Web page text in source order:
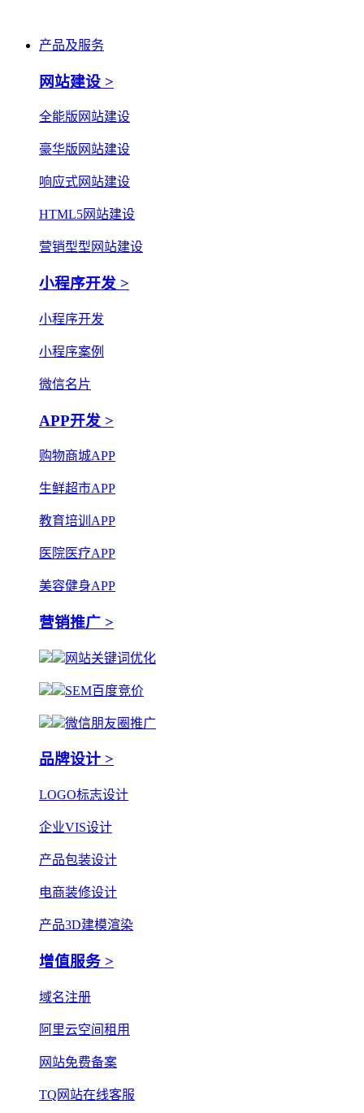
产品及服务
网站建设 >
全能版网站建设
豪华版网站建设
响应式网站建设
HTML5网站建设
营销型型网站建设
小程序开发 >
小程序开发
小程序案例
微信名片
APP开发 >
购物商城APP
生鲜超市APP
教育培训APP
医院医疗APP
美容健身APP
营销推广 >
网站关键词优化
SEM百度竞价
微信朋友圈推广
品牌设计 >
LOGO标志设计
企业VIS设计
产品包装设计
电商装修设计
产品3D建模渲染
增值服务 >
域名注册
阿里云空间租用
网站免费备案
TQ网站在线客服